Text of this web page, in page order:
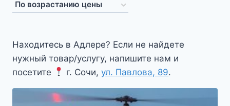
возрастанию
Находитесь в Адлере? Если не найдете
нужный товар/услугу, напишите нам и
посетите
г. Сочи,ул. Павлова, 89.